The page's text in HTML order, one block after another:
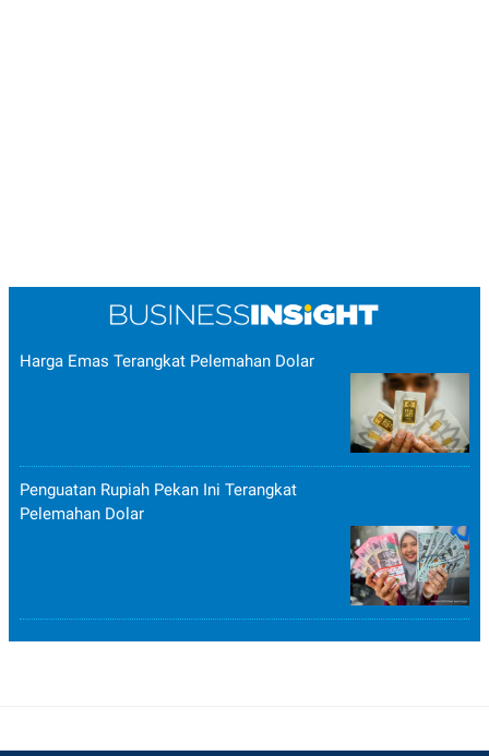
Harga Emas Terangkat Pelemahan Dolar
Penguatan Rupiah Pekan Ini Terangkat
Pelemahan Dolar